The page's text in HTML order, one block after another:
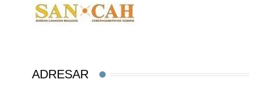
ADRESAR